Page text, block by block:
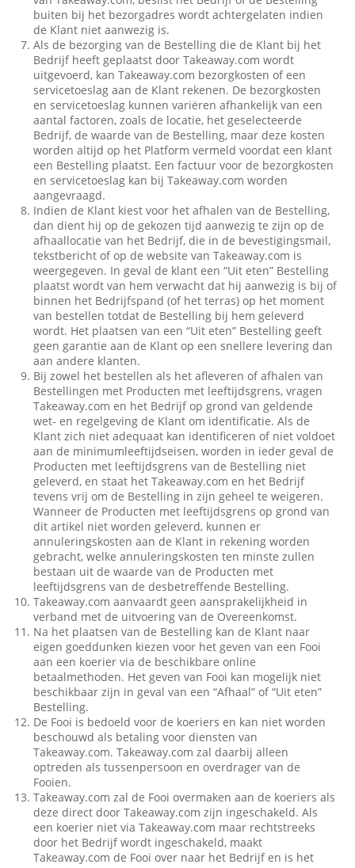
buiten bij het bezorgadres wordt achtergelaten indien
de Klant niet aanwezig is.
Als de bezorging van de Bestelling die de Klant bij het
Bedrijf heeft geplaatst door Takeaway.com wordt
uitgevoerd, kan Takeaway.com bezorgkosten of een
servicetoeslag aan de Klant rekenen. De bezorgkosten
en servicetoeslag kunnen variëren afhankelijk van een
aantal factoren, zoals de locatie, het geselecteerde
Bedrijf, de waarde van de Bestelling, maar deze kosten
worden altijd op het Platform vermeld voordat een klant
een Bestelling plaatst. Een factuur voor de bezorgkosten
en servicetoeslag kan bij Takeaway.com worden
aangevraagd.
Indien de Klant kiest voor het afhalen van de Bestelling,
dan dient hij op de gekozen tijd aanwezig te zijn op de
afhaallocatie van het Bedrijf, die in de bevestigingsmail,
tekstbericht of op de website van Takeaway.com is
weergegeven. In geval de klant een “Uit eten” Bestelling
plaatst wordt van hem verwacht dat hij aanwezig is bij of
binnen het Bedrijfspand (of het terras) op het moment
van bestellen totdat de Bestelling bij hem geleverd
wordt. Het plaatsen van een “Uit eten” Bestelling geeft
geen garantie aan de Klant op een snellere levering dan
aan andere klanten.
Bij zowel het bestellen als het afleveren of afhalen van
Bestellingen met Producten met leeftijdsgrens, vragen
Takeaway.com en het Bedrijf op grond van geldende
wet- en regelgeving de Klant om identificatie. Als de
Klant zich niet adequaat kan identificeren of niet voldoet
aan de minimumleeftijdseisen, worden in ieder geval de
Producten met leeftijdsgrens van de Bestelling niet
geleverd, en staat het Takeaway.com en het Bedrijf
tevens vrij om de Bestelling in zijn geheel te weigeren.
Wanneer de Producten met leeftijdsgrens op grond van
dit artikel niet worden geleverd, kunnen er
annuleringskosten aan de Klant in rekening worden
gebracht, welke annuleringskosten ten minste zullen
bestaan uit de waarde van de Producten met
leeftijdsgrens van de desbetreffende Bestelling.
Takeaway.com aanvaardt geen aansprakelijkheid in
verband met de uitvoering van de Overeenkomst.
Na het plaatsen van de Bestelling kan de Klant naar
eigen goeddunken kiezen voor het geven van een Fooi
aan een koerier via de beschikbare online
betaalmethoden. Het geven van Fooi kan mogelijk niet
beschikbaar zijn in geval van een “Afhaal” of “Uit eten”
Bestelling.
De Fooi is bedoeld voor de koeriers en kan niet worden
beschouwd als betaling voor diensten van
Takeaway.com. Takeaway.com zal daarbij alleen
optreden als tussenpersoon en overdrager van de
Fooien.
Takeaway.com zal de Fooi overmaken aan de koeriers als
deze direct door Takeaway.com zijn ingeschakeld. Als
een koerier niet via Takeaway.com maar rechtstreeks
door het Bedrijf wordt ingeschakeld, maakt
Takeaway.com de Fooi over naar het Bedrijf en is het